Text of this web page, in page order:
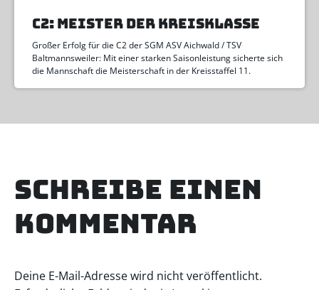
C2: MEISTER DER KREISKLASSE
Großer Erfolg für die C2 der SGM ASV Aichwald / TSV
Baltmannsweiler: Mit einer starken Saisonleistung sicherte sich
die Mannschaft die Meisterschaft in der Kreisstaffel 11.
Schreibe einen
Kommentar
Deine E-Mail-Adresse wird nicht veröffentlicht.